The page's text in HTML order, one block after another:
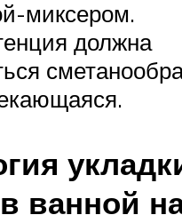
миксером.
должна
ванной